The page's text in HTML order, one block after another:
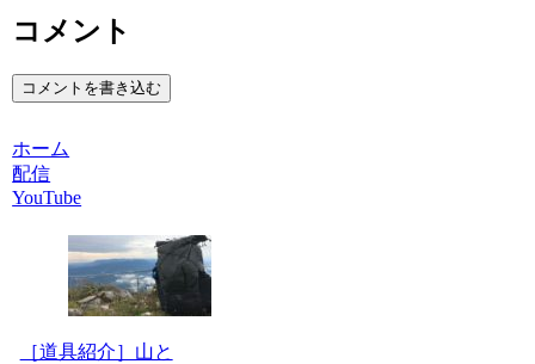
コメント
コメントを書き込む
ホーム
配信
YouTube
［道具紹介］山と